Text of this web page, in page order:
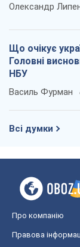
Олександр
Що очікує
Головні
НБУ
Василь Фурман
Всі думки
Про компанію
Правова